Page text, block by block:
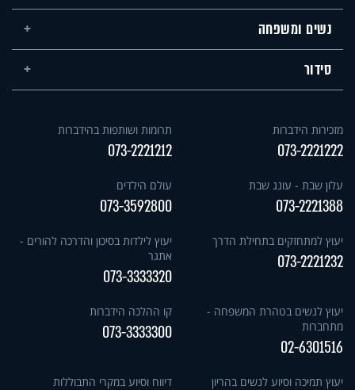
נשים ומשפחה
סידור
מזכירות הידברות
073-2221222
תרומות ושותפות בהידברות
073-2221212
עלון שבת - עונג שבת
073-2221388
עולם הילדים
073-3592800
יעוץ למתחזקים בתחילת הדרך
073-2221232
יעוץ לילדות בסיכון והדרכה להורים -
אתגר
073-3333320
יעוץ לנשים בטהרת המשפחה -
מתחברות
02-6301516
קו ההלכה הידברות
073-3333300
יעוץ תמיכה וסיוע לנשים בהריון דיווח וסיוע במקרי התבוללות